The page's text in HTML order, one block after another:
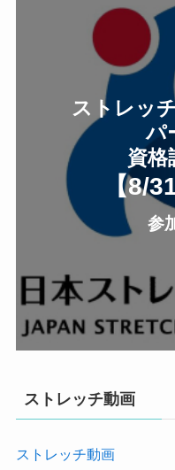
ストレッ
パ
資格
【8/
参
ストレッチ動画
ストレッチ動画